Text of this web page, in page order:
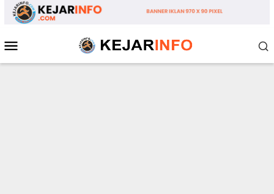
Loncat
Mobile